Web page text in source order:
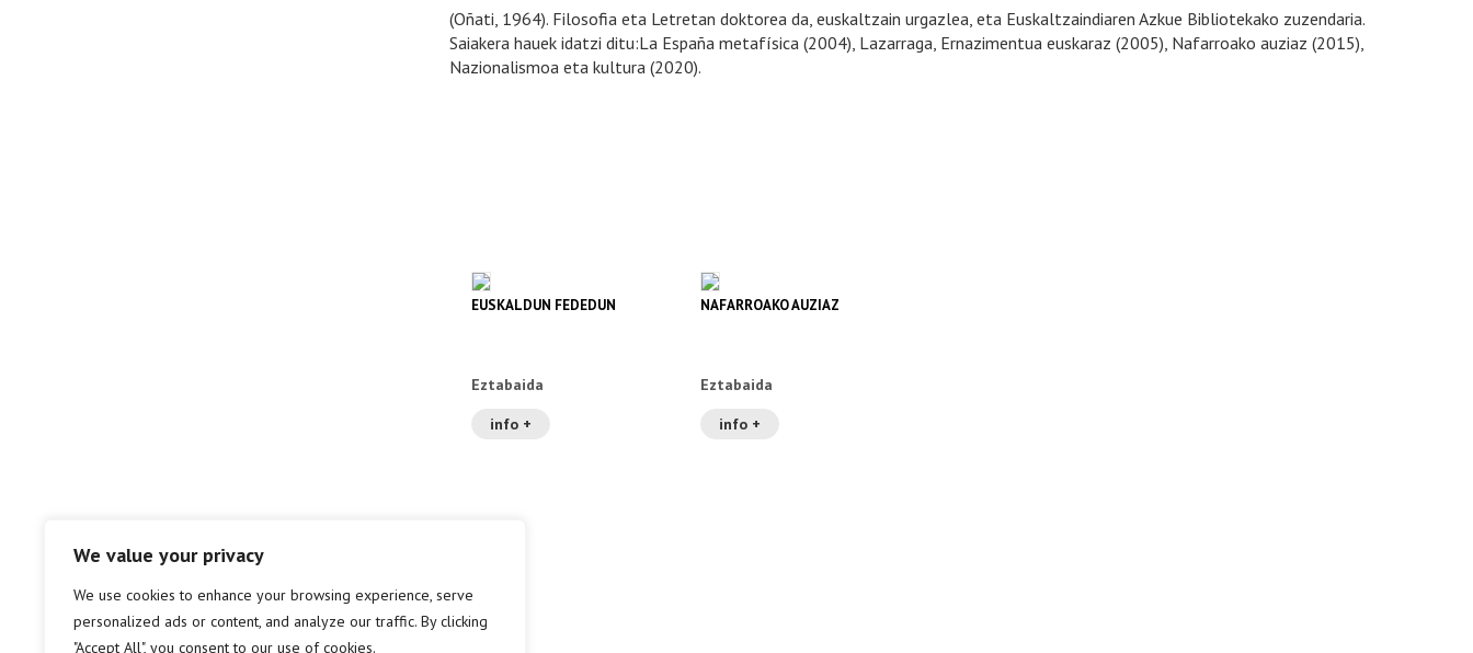
We value your privacy
We use cookies to enhance your browsing experience, serve
personalized ads or content, and analyze our traffic. By clicking
"Accept All", you consent to our use of cookies.
(Oñati, 1964). Filosofia eta Letretan doktorea da, euskaltzain urgazlea, eta Euskaltzaindiaren Azkue Bibliotekako zuzendaria.
Saiakera hauek idatzi ditu:La España metafí­sica (2004), Lazarraga, Ernazimentua euskaraz (2005), Nafarroako auziaz (2015),
Nazionalismoa eta kultura (2020).
EUSKALDUN FEDEDUN
Eztabaida
info +
NAFARROAKO AUZIAZ
Eztabaida
info +